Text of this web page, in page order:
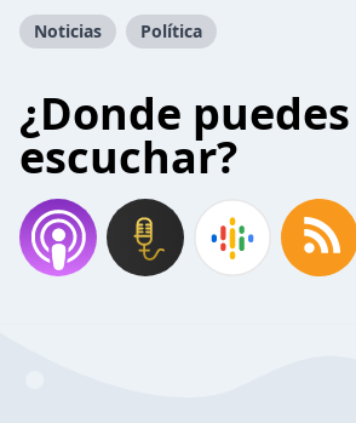
Noticias Política
¿Donde puedes
escuchar?